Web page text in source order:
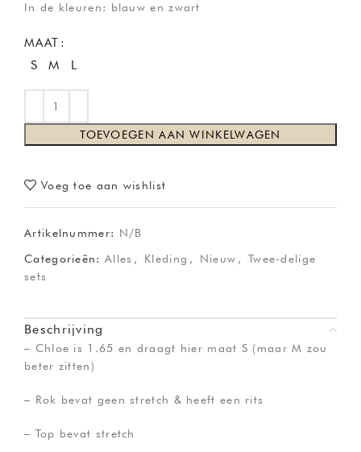
In de kleuren: blauw en zwart
MAAT
S
M L
TOEVOEGEN AAN WINKELWAGEN
Voeg toe aan wishlist
Artikelnummer: N/B
Categorieën: Alles , Kleding , Nieuw ,
Twee-delige
sets
Beschrijving
– Chloe is 1.65 en draagt hier maat S (maar M zou
beter zitten)
– Rok bevat geen stretch & heeft een rits
– Top bevat stretch